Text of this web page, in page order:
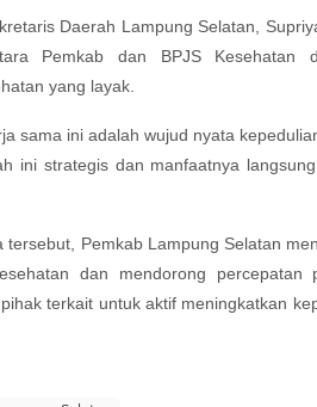
Daerah Lampung Selatan,
Pemkab dan BPJS Kesehatan
yang layak.
sama ini adalah wujud nyata
ini strategis dan manfaatnya
tersebut, Pemkab Lampung Selatan
dan mendorong percepatan
terkait untuk aktif meningkatkan